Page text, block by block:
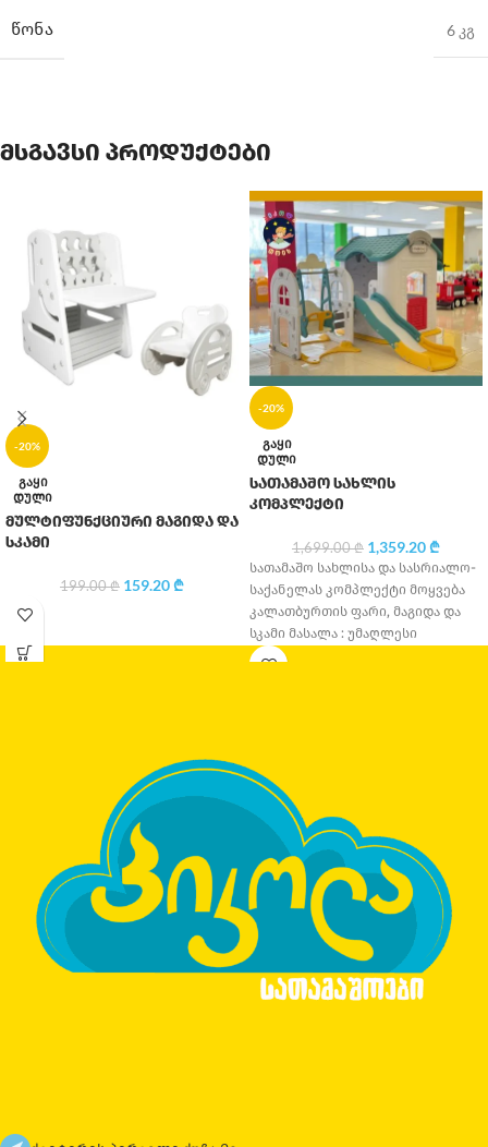
ᲬᲝᲜᲐ
6 კგ
მსგავსი პროდუქტები
-20%
ᲒᲐᲧᲘ
ᲓᲣᲚᲘ
მულტიფუნქციური მაგიდა და
სკამი
199.00₾ 159.20₾
-20%
ᲒᲐᲧᲘ
ᲓᲣᲚᲘ
სათამაშო სახლის
კომპლექტი
1,699.00₾ 1,359.20₾
სათამაშო სახლისა და სასრიალო-
საქანელას კომპლექტი მოყვება
კალათბურთის ფარი, მაგიდა და
სკამი მასალა : უმაღლესი
ხარისხის პლასტმასი მყარი